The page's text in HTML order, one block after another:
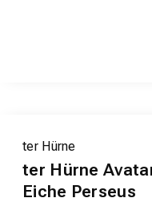
ter Hürne
ter Hürne
Eiche Perseus